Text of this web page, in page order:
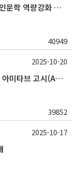
(~11/6) 2025학년도 대학혁신지원사업 인문학 역량강화 동계 인턴십 참가자 선발 안내
40949
(10/27) 제14회 박경리문학상 수상작가, 아미타브 고시(Amitav Ghosh) 강연 안내
39852
2025-10-20
2025-10-17